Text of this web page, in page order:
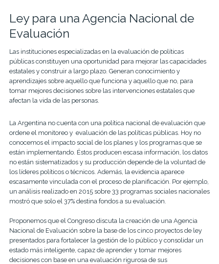
Ley para una Agencia Nacional de
Evaluación
Las instituciones especializadas en la evaluación de políticas
públicas constituyen una oportunidad para mejorar las capacidades
estatales y construir a largo plazo. Generan conocimiento y
aprendizajes sobre aquello que funciona y aquello que no, para
tomar mejores decisiones sobre las intervenciones estatales que
afectan la vida de las personas.
La Argentina no cuenta con una política nacional de evaluación que
ordene el monitoreo y evaluación de las políticas públicas. Hoy no
conocemos el impacto social de los planes y los programas que se
están implementando. Éstos producen escasa información, los datos
no están sistematizados y su producción depende de la voluntad de
los líderes políticos o técnicos. Además, la evidencia aparece
escasamente vinculada con el proceso de planificación. Por ejemplo,
un análisis realizado en 2015 sobre 33 programas sociales nacionales
mostró que solo el 37% destina fondos a su evaluación.
Proponemos que el Congreso discuta la creación de una Agencia
Nacional de Evaluación sobre la base de los cinco proyectos de ley
presentados para fortalecer la gestión de lo público y consolidar un
estado más inteligente, capaz de aprender y tomar mejores
decisiones con base en una evaluación rigurosa de sus